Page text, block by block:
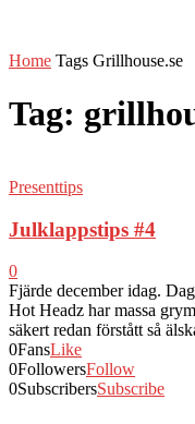
Home Tags Grillhouse.se
Tag:
Presenttips
Julklappstips #4
0
Fjärde december idag.
Hot Headz har massa
säkert redan förstått så
0FansLike
0FollowersFollow
0SubscribersSubscribe